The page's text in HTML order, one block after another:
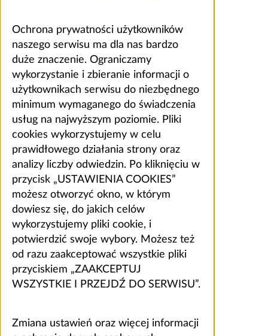
Ochrona prywatności użytkowników
naszego serwisu ma dla nas bardzo
duże znaczenie. Ograniczamy
wykorzystanie i zbieranie informacji o
użytkownikach serwisu do niezbędnego
minimum wymaganego do świadczenia
usług na najwyższym poziomie. Pliki
cookies wykorzystujemy w celu
prawidłowego działania strony oraz
analizy liczby odwiedzin. Po kliknięciu w
przycisk „USTAWIENIA COOKIES”
możesz otworzyć okno, w którym
dowiesz się, do jakich celów
wykorzystujemy pliki cookie, i
potwierdzić swoje wybory. Możesz też
od razu zaakceptować wszystkie pliki
przyciskiem „ZAAKCEPTUJ
WSZYSTKIE I PRZEJDŹ DO SERWISU”.
Zmiana ustawień oraz więcej informacji